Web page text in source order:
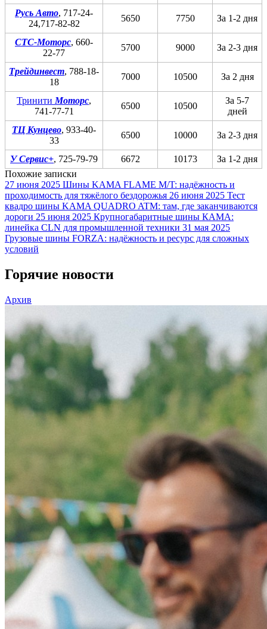
Русь Авто, 717-24-
24,717-82-82
5650 7750 За 1-2 дня
СТС-Моторс, 660-
22-77
5700 9000 За 2-3 дня
Трейдинвест, 788-18-
18
7000 10500 За 2 дня
Тринити Моторс,
741-77-71
6500 10500
За 5-7
дней
ТЦ Кунцево, 933-40-
33
6500 10000 За 2-3 дня
У Сервис+, 725-79-79 6672 10173
За 1-2 дня
Похожие записки
27 июня 2025 Шины KAMA FLAME M/T: надёжность и
проходимость для тяжёлого бездорожья 26 июня 2025 Тест
квадро шины KAMA QUADRO ATM: там, где заканчиваются
дороги 25 июня 2025 Крупногабаритные шины КАМА:
линейка CLN для промышленной техники 31 мая 2025
Грузовые шины FORZA: надёжность и ресурс для сложных
условий
Горячие новости
Архив